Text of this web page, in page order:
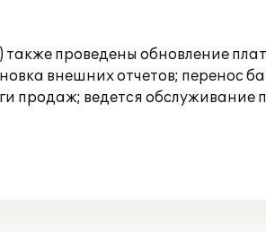
также проведены обновление
внешних отчетов; перенос
продаж; ведется обслуживание